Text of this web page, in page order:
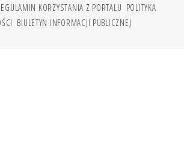
KORZYSTANIA Z PORTALU POLITYKA
BIULETYN INFORMACJI PUBLICZNEJ